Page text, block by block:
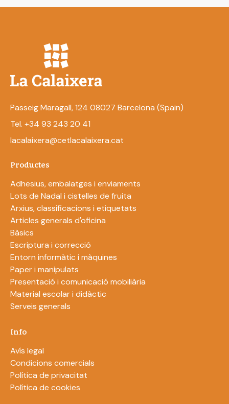
Passeig Maragall, 124 08027 Barcelona (Spain)
Tel. +34 93 243 20 41
lacalaixera@cetlacalaixera.cat
Productes
Adhesius, embalatges i enviaments
Lots de Nadal i cistelles de fruita
Arxius, classificacions i etiquetats
Articles generals d'oficina
Bàsics
Escriptura i correcció
Entorn informàtic i màquines
Paper i manipulats
Presentació i comunicació mobiliària
Material escolar i didàctic
Serveis generals
Info
Avís legal
Condicions comercials
Política de privacitat
Política de cookies